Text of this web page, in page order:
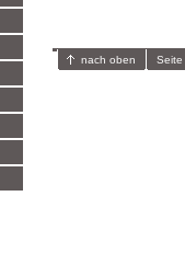
nach oben Seite